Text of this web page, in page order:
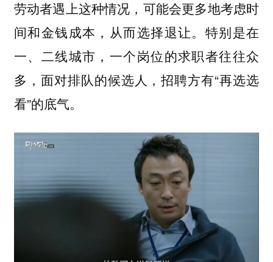
劳动者遇上这种情况，可能会更多地考虑时
间和金钱成本，从而选择退让。特别是在
一、二线城市，一个岗位的求职者往往众
多，面对排队的候选人，招聘方有“再选选
看”的底气。